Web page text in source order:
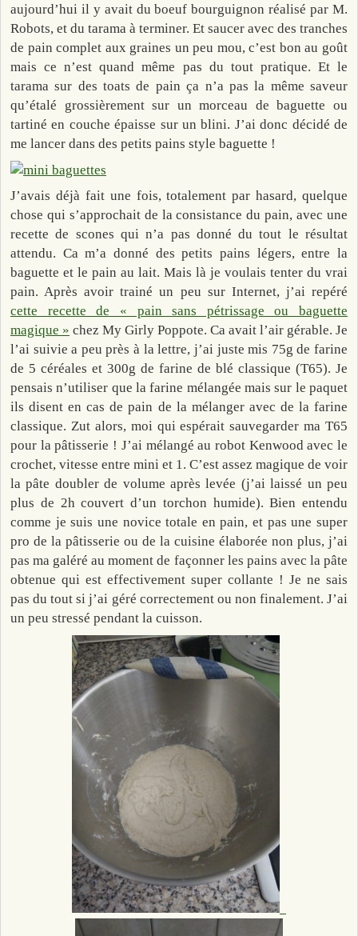
aujourd’hui il y avait du boeuf bourguignon réalisé par M.
Robots, et du tarama à terminer. Et saucer avec des tranches
de pain complet aux graines un peu mou, c’est bon au goût
mais ce n’est quand même pas du tout pratique. Et le
tarama sur des toats de pain ça n’a pas la même saveur
qu’étalé grossièrement sur un morceau de baguette ou
tartiné en couche épaisse sur un blini. J’ai donc décidé de
me lancer dans des petits pains style baguette !
J’avais déjà fait une fois, totalement par hasard, quelque
chose qui s’approchait de la consistance du pain, avec une
recette de scones qui n’a pas donné du tout le résultat
attendu. Ca m’a donné des petits pains légers, entre la
baguette et le pain au lait. Mais là je voulais tenter du vrai
pain. Après avoir trainé un peu sur Internet, j’ai repéré
cette recette de « pain sans pétrissage ou baguette
magique » chez My Girly Poppote. Ca avait l’air gérable. Je
l’ai suivie a peu près à la lettre, j’ai juste mis 75g de farine
de 5 céréales et 300g de farine de blé classique (T65). Je
pensais n’utiliser que la farine mélangée mais sur le paquet
ils disent en cas de pain de la mélanger avec de la farine
classique. Zut alors, moi qui espérait sauvegarder ma T65
pour la pâtisserie ! J’ai mélangé au robot Kenwood avec le
crochet, vitesse entre mini et 1. C’est assez magique de voir
la pâte doubler de volume après levée (j’ai laissé un peu
plus de 2h couvert d’un torchon humide). Bien entendu
comme je suis une novice totale en pain, et pas une super
pro de la pâtisserie ou de la cuisine élaborée non plus, j’ai
pas ma galéré au moment de façonner les pains avec la pâte
obtenue qui est effectivement super collante ! Je ne sais
pas du tout si j’ai géré correctement ou non finalement. J’ai
un peu stressé pendant la cuisson.